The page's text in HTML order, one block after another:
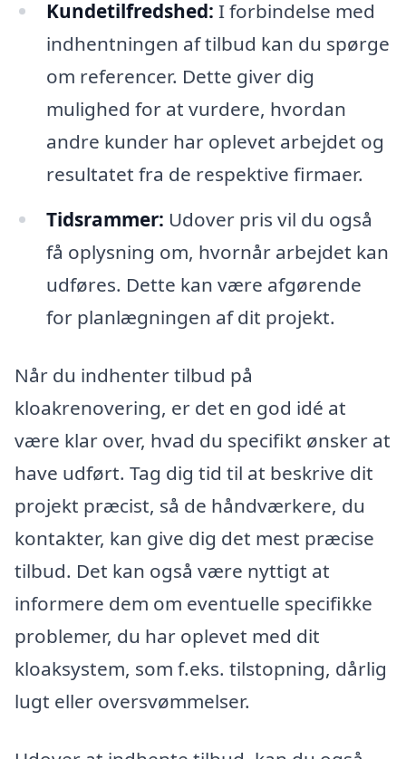
Kundetilfredshed: I forbindelse med
indhentningen af tilbud kan du spørge
om referencer. Dette giver dig
mulighed for at vurdere, hvordan
andre kunder har oplevet arbejdet og
resultatet fra de respektive firmaer.
Tidsrammer: Udover pris vil du også
få oplysning om, hvornår arbejdet kan
udføres. Dette kan være afgørende
for planlægningen af dit projekt.
Når du indhenter tilbud på
kloakrenovering, er det en god idé at
være klar over, hvad du specifikt ønsker at
have udført. Tag dig tid til at beskrive dit
projekt præcist, så de håndværkere, du
kontakter, kan give dig det mest præcise
tilbud. Det kan også være nyttigt at
informere dem om eventuelle specifikke
problemer, du har oplevet med dit
kloaksystem, som f.eks. tilstopning, dårlig
lugt eller oversvømmelser.